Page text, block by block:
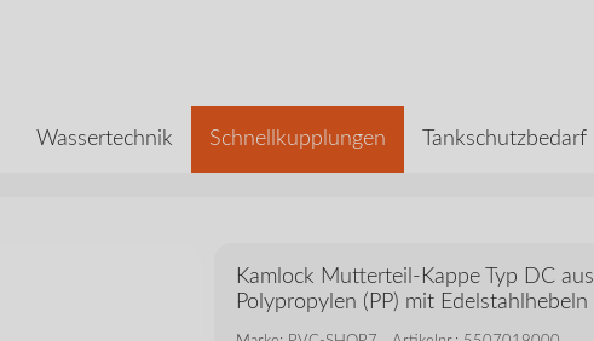
Wassertechnik Schnellkupplungen Tankschutzbedarf
Kamlock Mutterteil-Kappe Typ DC aus
Polypropylen (PP) mit Edelstahlhebeln